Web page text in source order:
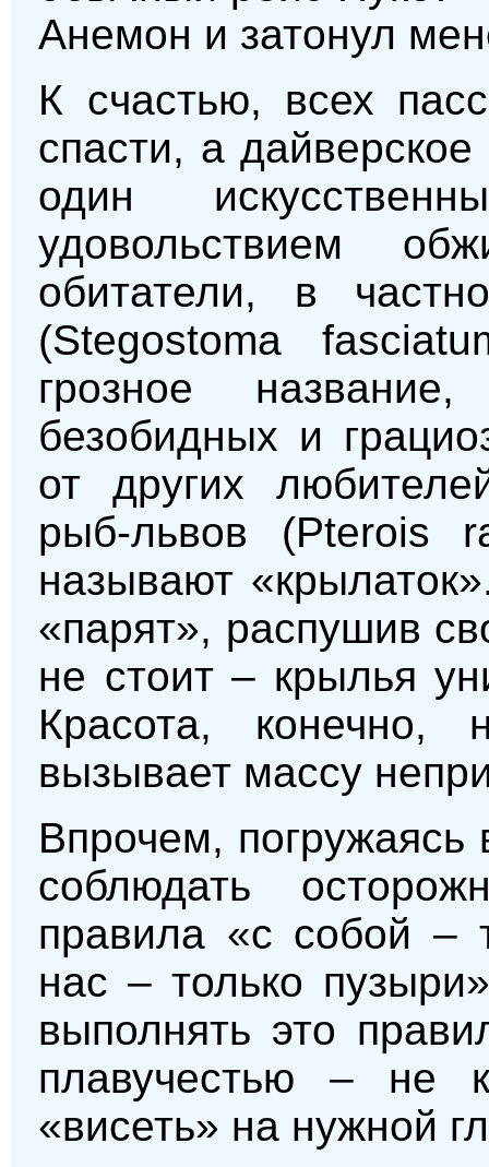
Анемон и затонул
К счастью, всех
спасти, а
один
удовольствием
обитатели, в
(Stegostoma
грозное
безобидных и
от других
рыб-львов (Pterois
называют
«парят», распушив
не стоит – крылья
Красота, конечно,
вызывает массу
Впрочем,
соблюдать
правила «с собой –
нас – только
выполнять это
плавучестью – не
«висеть» на нужной